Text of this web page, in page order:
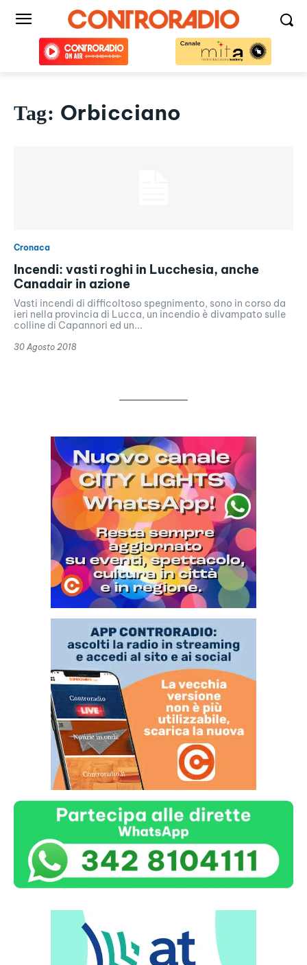
Tag: Orbicciano
Cronaca
Incendi: vasti roghi in Lucchesia, anche
Canadair in azione
Vasti incendi di difficoltoso spegnimento, sono in corso da
ieri nella provincia di Lucca, un incendio è divampato sulle
colline di Capannori ed un...
30 Agosto 2018